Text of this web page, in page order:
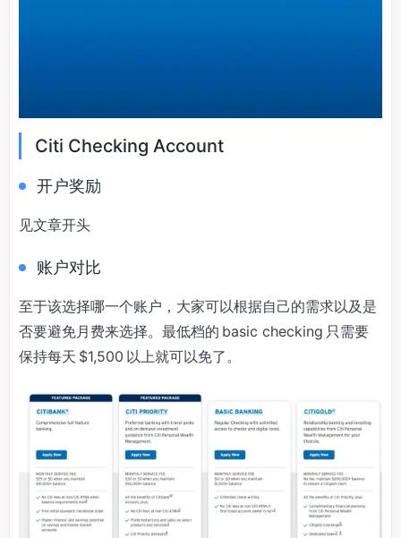
Citi Checking Account
开户奖励
见文章开头
账户对比
至于该选择哪一个账户，大家可以根据自己的需求以及是
否要避免月费来选择。最低档的 basic checking 只需要
保持每天 $1,500 以上就可以免了。